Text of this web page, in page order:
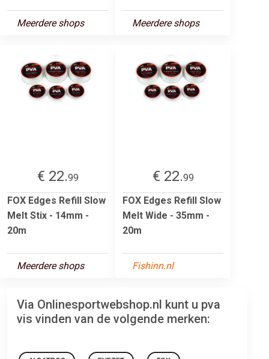
Meerdere shops Meerdere shops
€ 22.99
FOX Edges Refill Slow
Melt Stix - 14mm -
20m
Meerdere shops
€ 22.99
FOX Edges Refill Slow
Melt Wide - 35mm -
20m
Fishinn.nl
Via Onlinesportwebshop.nl kunt u pva
vis vinden van de volgende merken: